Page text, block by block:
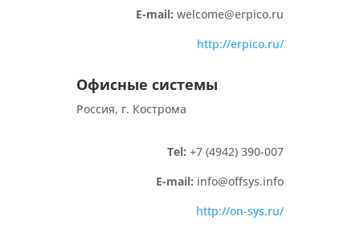
E-mail: welcome@erpico.ru
http://erpico.ru/
Офисные системы
Россия, г. Кострома
Tel: +7 (4942) 390-007
E-mail: info@offsys.info
http://on-sys.ru/